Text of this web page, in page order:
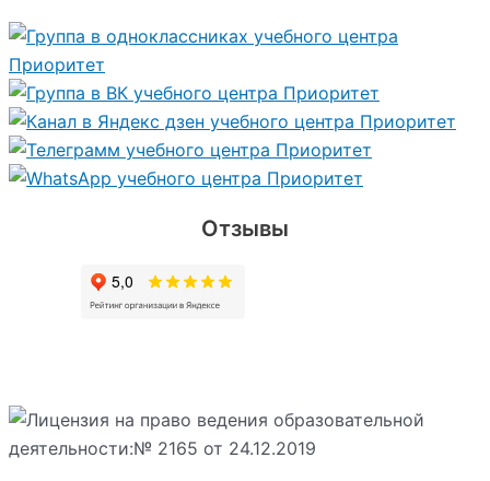
Отзывы